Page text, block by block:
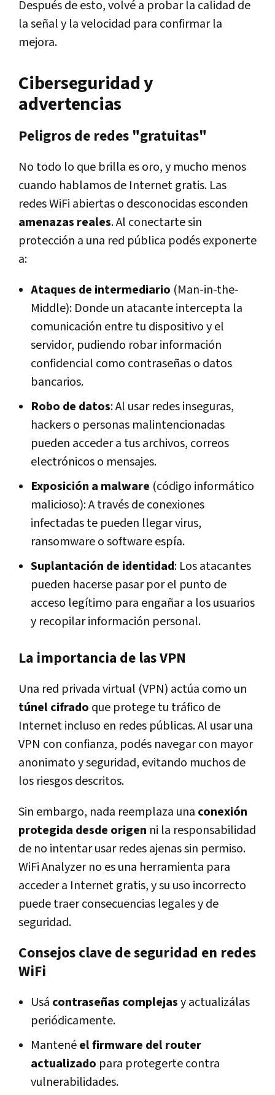
Después de esto, volvé a probar la calidad de
la señal y la velocidad para confirmar la
mejora.
Ciberseguridad y
advertencias
Peligros de redes "gratuitas"
No todo lo que brilla es oro, y mucho menos
cuando hablamos de Internet gratis. Las
redes WiFi abiertas o desconocidas esconden
amenazas reales. Al conectarte sin
protección a una red pública podés exponerte
a:
Ataques de intermediario (Man-in-the-
Middle): Donde un atacante intercepta la
comunicación entre tu dispositivo y el
servidor, pudiendo robar información
confidencial como contraseñas o datos
bancarios.
Robo de datos: Al usar redes inseguras,
hackers o personas malintencionadas
pueden acceder a tus archivos, correos
electrónicos o mensajes.
Exposición a malware (código informático
malicioso): A través de conexiones
infectadas te pueden llegar virus,
ransomware o software espía.
Suplantación de identidad: Los atacantes
pueden hacerse pasar por el punto de
acceso legítimo para engañar a los usuarios
y recopilar información personal.
La importancia de las VPN
Una red privada virtual (VPN) actúa como un
túnel cifrado que protege tu tráfico de
Internet incluso en redes públicas. Al usar una
VPN con confianza, podés navegar con mayor
anonimato y seguridad, evitando muchos de
los riesgos descritos.
Sin embargo, nada reemplaza una conexión
protegida desde origen ni la responsabilidad
de no intentar usar redes ajenas sin permiso.
WiFi Analyzer no es una herramienta para
acceder a Internet gratis, y su uso incorrecto
puede traer consecuencias legales y de
seguridad.
Consejos clave de seguridad en redes
WiFi
Usá contraseñas complejasy actualizálas
periódicamente.
Mantenéel firmware del router
actualizado para protegerte contra
vulnerabilidades.